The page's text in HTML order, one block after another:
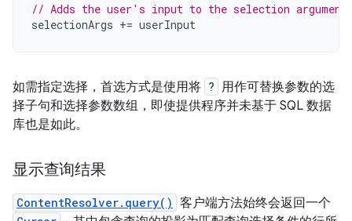
// Adds the user's input to the selection argument
selectionArgs += userInput
如需指定选择，首选方式是使用将 ? 用作可替换参数的选
择子句和选择参数数组，即使提供程序并未基于 SQL 数据
库也是如此。
显示查询结果
ContentResolver.query() 客户端方法始终会返回一个